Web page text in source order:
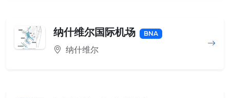
纳什维尔国际机场 BNA
纳什维尔